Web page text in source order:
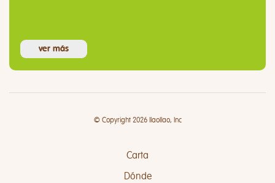
ver más
© Copyright 2026 llaollao, Inc
Carta
Dónde